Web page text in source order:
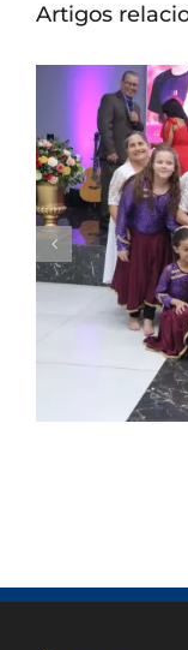
Artigos
Missionária
em culto